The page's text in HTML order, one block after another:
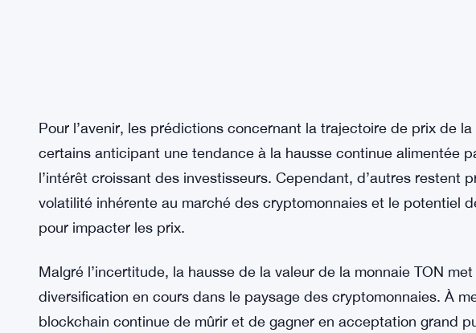
Pour l’avenir, les prédictions concernant la trajectoire de prix de la
certains anticipant une tendance à la hausse continue alimentée